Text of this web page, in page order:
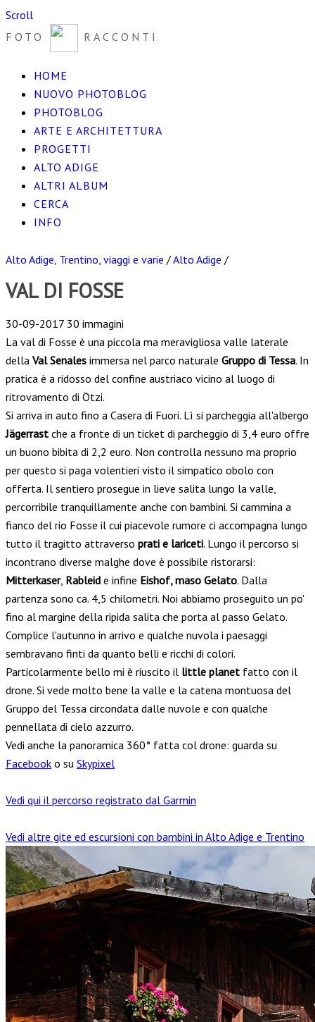
Scroll
FOTO
RACCONTI
HOME
NUOVO PHOTOBLOG
PHOTOBLOG
ARTE E ARCHITETTURA
PROGETTI
ALTO ADIGE
ALTRI ALBUM
CERCA
INFO
Alto Adige, Trentino, viaggi e varie /Alto Adige /
VAL DI FOSSE
30-09-2017 30 immagini
La val di Fosse è una piccola ma meravigliosa valle laterale
della Val Senales immersa nel parco naturale Gruppo di Tessa. In
pratica è a ridosso del confine austriaco vicino al luogo di
ritrovamento di Ötzi.
Si arriva in auto fino a Casera di Fuori. Lì si parcheggia all'albergo
Jägerrast che a fronte di un ticket di parcheggio di 3,4 euro offre
un buono bibita di 2,2 euro. Non controlla nessuno ma proprio
per questo si paga volentieri visto il simpatico obolo con
offerta. Il sentiero prosegue in lieve salita lungo la valle,
percorribile tranquillamente anche con bambini. Si cammina a
fianco del rio Fosse il cui piacevole rumore ci accompagna lungo
tutto il tragitto attraverso prati e lariceti. Lungo il percorso si
incontrano diverse malghe dove è possibile ristorarsi:
Mitterkaser, Rableid e infine Eishof, maso Gelato. Dalla
partenza sono ca. 4,5 chilometri. Noi abbiamo proseguito un po'
fino al margine della ripida salita che porta al passo Gelato.
Complice l'autunno in arrivo e qualche nuvola i paesaggi
sembravano finti da quanto belli e ricchi di colori.
Particolarmente bello mi è riuscito il little planet fatto con il
drone. Si vede molto bene la valle e la catena montuosa del
Gruppo del Tessa circondata dalle nuvole e con qualche
pennellata di cielo azzurro.
Vedi anche la panoramica 360° fatta col drone: guarda su
Facebook o su Skypixel
Vedi qui il percorso registrato dal Garmin
Vedi altre gite ed escursioni con bambini in Alto Adige e Trentino